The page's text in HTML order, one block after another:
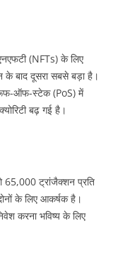
(NFTs) के लिए
के बाद दूसरा सबसे बड़ा है।
ऑफ-स्टेक (PoS) में
बढ़ गई है।
65,000 ट्रांजैक्शन प्रति
के लिए आकर्षक है।
करना भविष्य के लिए